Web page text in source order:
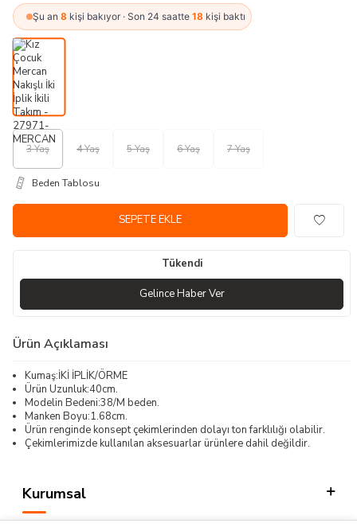
Şu an 8 kişi bakıyor · Son 24 saatte 18 kişi baktı
3 Yaş 4 Yaş 5 Yaş 6 Yaş 7 Yaş
Beden Tablosu
SEPETE EKLE
Tükendi
Gelince Haber Ver
Ürün Açıklaması
Kumaş:İKİ İPLİK/ÖRME
Ürün Uzunluk:40cm.
Modelin Bedeni:38/M beden.
Manken Boyu:1.68cm.
Ürün renginde konsept çekimlerinden dolayı ton farklılığı olabilir.
Çekimlerimizde kullanılan aksesuarlar ürünlere dahil değildir.
Kurumsal